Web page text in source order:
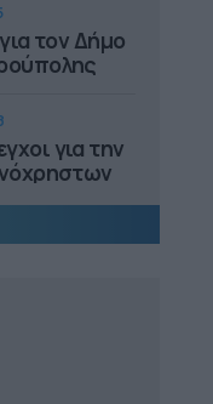
τον Δήμο
για την